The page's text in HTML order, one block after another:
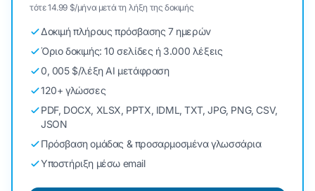
τότε 14.99 $/μήνα μετά τη λήξη της δοκιμής
Δοκιμή πλήρους πρόσβασης 7 ημερών
Όριο δοκιμής: 10 σελίδες ή 3.000 λέξεις
0, 005 $/λέξη AI μετάφραση
120+ γλώσσες
PDF, DOCX, XLSX, PPTX, IDML, TXT, JPG, PNG, CSV,
JSON
Πρόσβαση ομάδας & προσαρμοσμένα γλωσσάρια
Υποστήριξη μέσω email